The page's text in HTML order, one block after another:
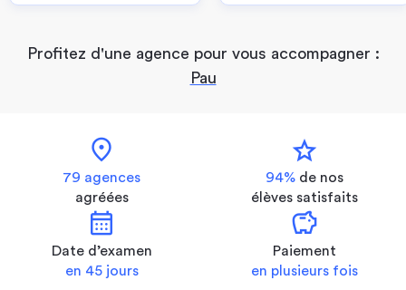
Profitez d'une agence pour vous accompagner :
Pau
location_on
79 agences
agréées
star
94% de nos
élèves satisfaits
calendar_month
Date d’examen
en 45 jours
savings
Paiement
en plusieurs fois